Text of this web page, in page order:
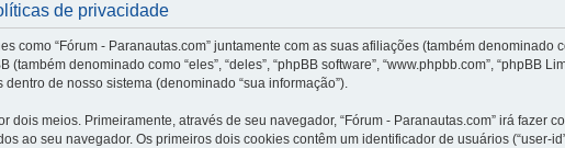
de privacidade
como “Fórum - Paranautas.com” juntamente com as suas afiliações (também denominado
(também denominado como “eles”, “deles”, “phpBB software”, “www.phpbb.com”, “phpBB
de nosso sistema (denominado “sua informação”).
dois meios. Primeiramente, através de seu navegador, “Fórum - Paranautas.com” irá fazer
ao seu navegador. Os primeiros dois cookies contêm um identificador de usuários (“user-